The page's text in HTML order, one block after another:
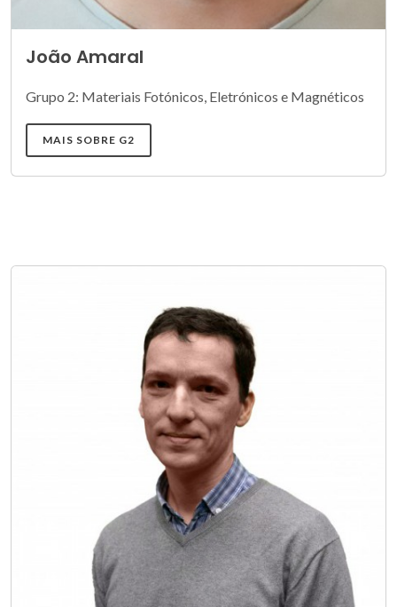
João Amaral
Grupo 2: Materiais Fotónicos, Eletrónicos e Magnéticos
MAIS SOBRE G2